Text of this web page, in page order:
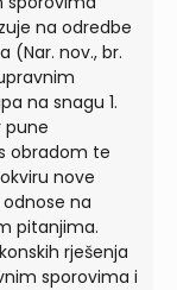
na odredbe
(Nar. nov., br.
na snagu 1.
pune
obradom te
nove
na
pitanjima.
rješenja
sporovima i